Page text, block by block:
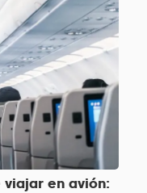
viajar en avión: